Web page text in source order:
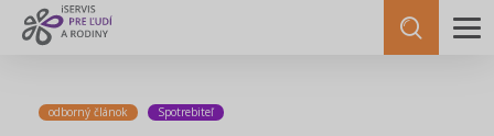
odborný článok Spotrebiteľ